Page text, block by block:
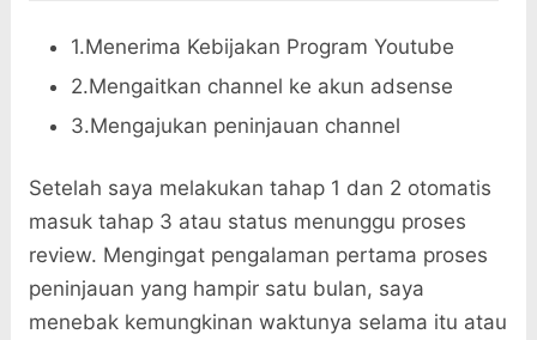
1.Menerima Kebijakan Program Youtube
2.Mengaitkan channel ke akun adsense
3.Mengajukan peninjauan channel
Setelah saya melakukan tahap 1 dan 2 otomatis
masuk tahap 3 atau status menunggu proses
review. Mengingat pengalaman pertama proses
peninjauan yang hampir satu bulan, saya
menebak kemungkinan waktunya selama itu atau